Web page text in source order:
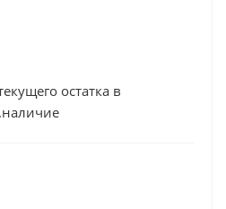
остатка в